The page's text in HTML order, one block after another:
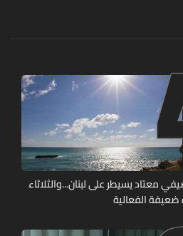
معتاد يسيطر على لبنان...والثلاثاء
ضعيفة الفعالية